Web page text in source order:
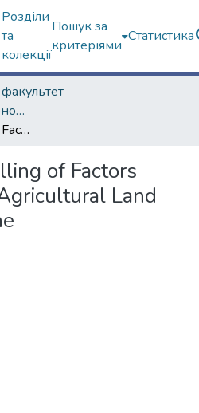
Розділи
та
колекції
Пошук за
критеріями
Статистика
Наукові видання. Економічний факультет
Statistical Modelling of Factors Influencing the Agricultural Land Market in Ukraine
of Factors
Land